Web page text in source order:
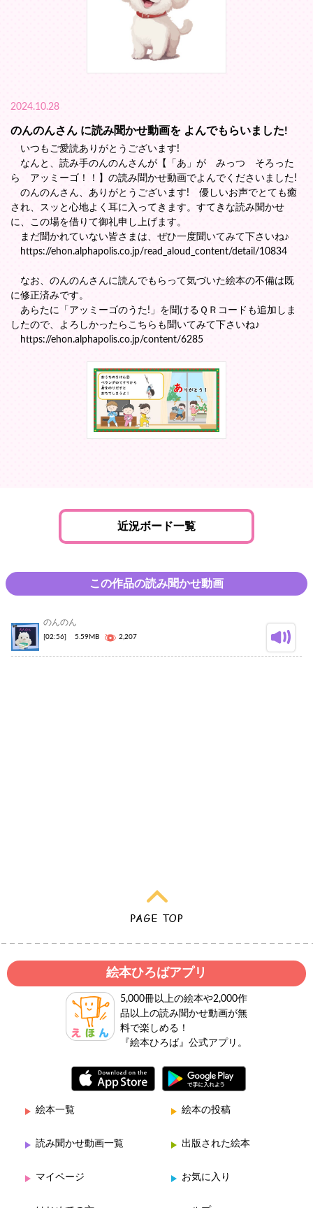
2024.10.28
のんのんさん に読み聞かせ動画を よんでもらいました!
いつもご愛読ありがとうございます!
なんと、読み手のんのんさんが【「あ」が みっつ そろった
ら アッミーゴ！！】の読み聞かせ動画でよんでくださいました!
のんのんさん、ありがとうございます! 優しいお声でとても癒
され、スッと心地よく耳に入ってきます。すてきな読み聞かせ
に、この場を借りて御礼申し上げます。
まだ聞かれていない皆さまは、ぜひ一度聞いてみて下さいね♪
https://ehon.alphapolis.co.jp/read_aloud_content/detail/10834
なお、のんのんさんに読んでもらって気づいた絵本の不備は既
に修正済みです。
あらたに「アッミーゴのうた!」を聞けるＱＲコードも追加しま
したので、よろしかったらこちらも聞いてみて下さいね♪
https://ehon.alphapolis.co.jp/content/6285
近況ボード一覧
この作品の読み聞かせ動画
のんのん
[02:56] 5.59MB 2,207
絵本ひろばアプリ
5,000冊以上の絵本や2,000作
品以上の読み聞かせ動画が無
料で楽しめる！
『絵本ひろば』公式アプリ。
絵本一覧 絵本の投稿
読み聞かせ動画一覧 出版された絵本
マイページ お気に入り